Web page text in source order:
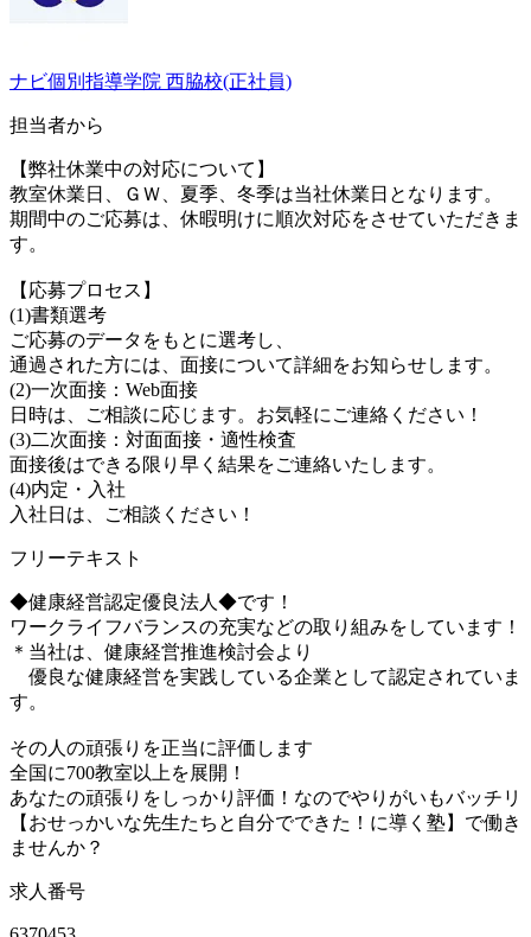
ナビ個別指導学院 西脇校(正社員)
担当者から
【弊社休業中の対応について】
教室休業日、ＧＷ、夏季、冬季は当社休業日となります。
期間中のご応募は、休暇明けに順次対応をさせていただきま
す。
【応募プロセス】
(1)書類選考
ご応募のデータをもとに選考し、
通過された方には、面接について詳細をお知らせします。
(2)一次面接：Web面接
日時は、ご相談に応じます。お気軽にご連絡ください！
(3)二次面接：対面面接・適性検査
面接後はできる限り早く結果をご連絡いたします。
(4)内定・入社
入社日は、ご相談ください！
フリーテキスト
◆健康経営認定優良法人◆です！
ワークライフバランスの充実などの取り組みをしています！
＊当社は、健康経営推進検討会より
優良な健康経営を実践している企業として認定されていま
す。
その人の頑張りを正当に評価します
全国に700教室以上を展開！
あなたの頑張りをしっかり評価！なのでやりがいもバッチリ
【おせっかいな先生たちと自分でできた！に導く塾】で働き
ませんか？
求人番号